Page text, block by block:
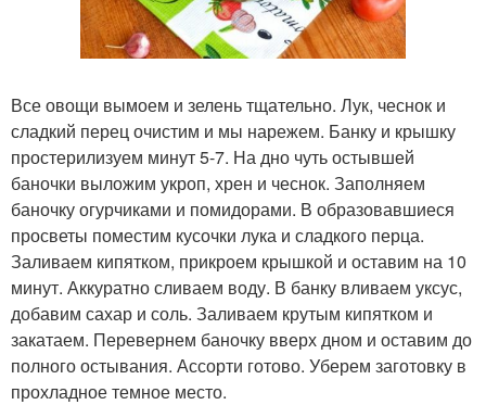
Все овощи вымоем и зелень тщательно. Лук, чеснок и
сладкий перец очистим и мы нарежем. Банку и крышку
простерилизуем минут 5-7. На дно чуть остывшей
баночки выложим укроп, хрен и чеснок. Заполняем
баночку огурчиками и помидорами. В образовавшиеся
просветы поместим кусочки лука и сладкого перца.
Заливаем кипятком, прикроем крышкой и оставим на 10
минут. Аккуратно сливаем воду. В банку вливаем уксус,
добавим сахар и соль. Заливаем крутым кипятком и
закатаем. Перевернем баночку вверх дном и оставим до
полного остывания. Ассорти готово. Уберем заготовку в
прохладное темное место.